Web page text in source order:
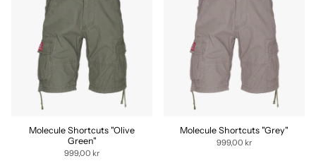
Molecule Shortcuts "Olive
Green"
999,00 kr
Molecule Shortcuts "Grey"
999,00 kr